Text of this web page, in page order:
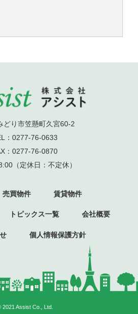
どり市笠懸町久宮60-2
：0277-76-0633
：0277-76-0870
（定休日：不定休）
売買物件 賃貸物件
トピックス一覧 会社概要
個人情報保護方針
2021 Assist Co., Ltd.